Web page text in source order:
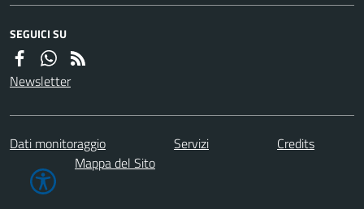
SEGUICI SU
Newsletter
Dati monitoraggio Servizi
Credits
Mappa del Sito